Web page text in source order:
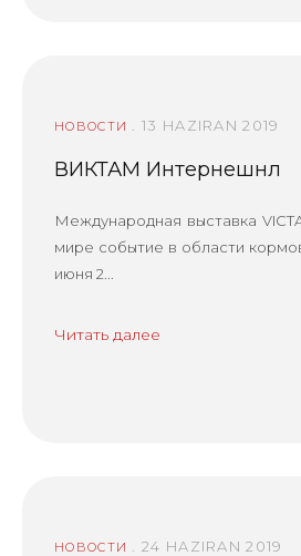
НОВОСТИ . 13 HAZIRAN 2019
ВИКТАМ Интернешнл
Международная выставка
мире событие в области
июня 2...
Читать далее
НОВОСТИ . 24 HAZIRAN 2019